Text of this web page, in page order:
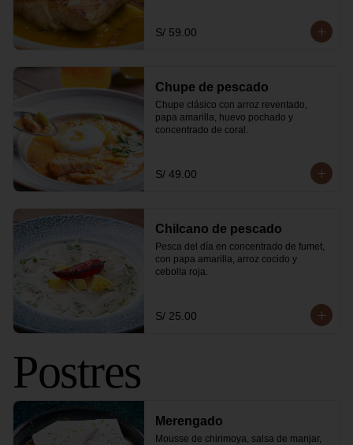
S/ 59.00
Chupe de pescado
Chupe clásico con arroz reventado,
papa amarilla, huevo pochado y
concentrado de coral.
S/ 49.00
Chilcano de pescado
Pesca del día en concentrado de fumet,
con papa amarilla, arroz cocido y
cebolla roja.
S/ 25.00
Postres
Merengado
Mousse de chirimoya, salsa de manjar,